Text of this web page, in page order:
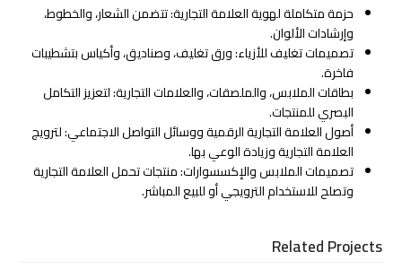
حزمة متكاملة لهوية العلامة التجارية: تتضمن الشعار، والخطوط،
وإرشادات الألوان.
تصميمات تغليف للأزياء: ورق تغليف، وصناديق، وأكياس بتشطيبات
فاخرة.
بطاقات الملابس، والملصقات، والعلامات التجارية: لتعزيز التكامل
البصري للمنتجات.
أصول العلامة التجارية الرقمية ووسائل التواصل الاجتماعي: لترويج
العلامة التجارية وزيادة الوعي بها.
تصميمات الملابس والإكسسوارات: منتجات تحمل العلامة التجارية
وتصلح للاستخدام الترويجي أو للبيع المباشر.
Related Projects